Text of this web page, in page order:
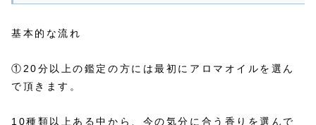
基本的な流れ
①20分以上の鑑定の方には最初にアロマオイルを選ん
で頂きます。
10種類以上ある中から、今の気分に合う香りを選んで